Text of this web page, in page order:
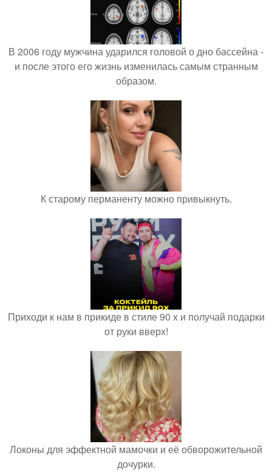
В 2006 году мужчина ударился головой о дно бассейна -
и после этого его жизнь изменилась самым странным
образом.
К старому перманенту можно привыкнуть.
Приходи к нам в прикиде в стиле 90 х и получай подарки
от руки вверх!
Локоны для эффектной мамочки и её обворожительной
дочурки.